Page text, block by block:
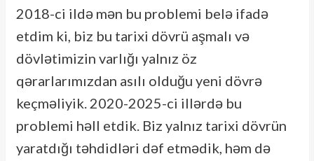
2018-ci ildə mən bu problemi belə ifadə
etdim ki, biz bu tarixi dövrü aşmalı və
dövlətimizin varlığı yalnız öz
qərarlarımızdan asılı olduğu yeni dövrə
keçməliyik. 2020-2025-ci illərdə bu
problemi həll etdik. Biz yalnız tarixi dövrün
yaratdığı təhdidləri dəf etmədik, həm də